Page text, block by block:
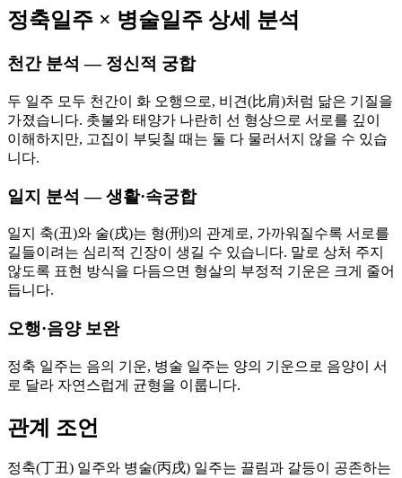
정축일주 × 병술일주 상세 분석
천간 분석 — 정신적 궁합
두 일주 모두 천간이 화 오행으로, 비견(比肩)처럼 닮은 기질을
가졌습니다. 촛불와 태양가 나란히 선 형상으로 서로를 깊이
이해하지만, 고집이 부딪칠 때는 둘 다 물러서지 않을 수 있습
니다.
일지 분석 — 생활·속궁합
일지 축(丑)와 술(戌)는 형(刑)의 관계로, 가까워질수록 서로를
길들이려는 심리적 긴장이 생길 수 있습니다. 말로 상처 주지
않도록 표현 방식을 다듬으면 형살의 부정적 기운은 크게 줄어
듭니다.
오행·음양 보완
정축 일주는 음의 기운, 병술 일주는 양의 기운으로 음양이 서
로 달라 자연스럽게 균형을 이룹니다.
관계 조언
정축(丁丑) 일주와 병술(丙戌) 일주는 끌림과 갈등이 공존하는